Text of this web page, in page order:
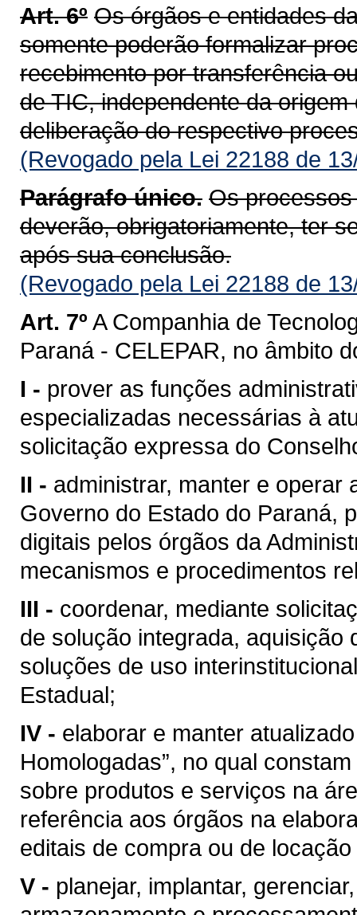
Art. 6º Os órgãos e entidades
somente poderão formalizar
recebimento por transferência
de TIC, independente da
deliberação do respectivo
(Revogado pela Lei 22188 de
Parágrafo único. Os
deverão, obrigatoriamente, ter
após sua conclusão.
(Revogado pela Lei 22188 de
Art. 7º A Companhia de
Paraná - CELEPAR, no âmbito
I - prover as funções
especializadas necessárias à
solicitação expressa do
II - administrar, manter e operar
Governo do Estado do Paraná,
digitais pelos órgãos da
mecanismos e procedimentos
III - coordenar, mediante
de solução integrada,
soluções de uso
Estadual;
IV - elaborar e manter
Homologadas”, no qual
sobre produtos e serviços na
referência aos órgãos na
editais de compra ou de
V - planejar, implantar,